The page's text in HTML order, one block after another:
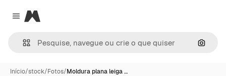
Close menu
Magnific
Início/stock/Fotos/Moldura plana leiga …